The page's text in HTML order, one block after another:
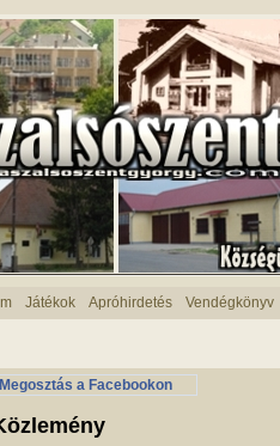
Játékok Apróhirdetés Vendégkönyv
Megosztás a Facebookon